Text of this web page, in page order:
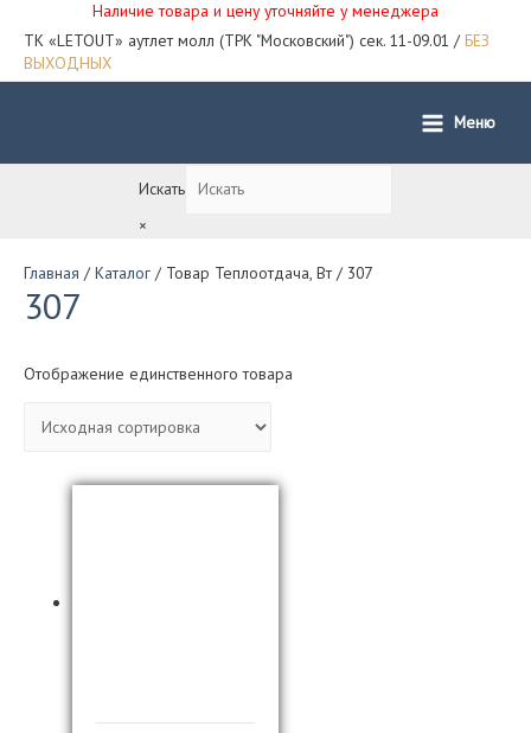
Наличие товара и цену уточняйте у менеджера
ТК «LETOUT» аутлет молл (ТРК "Московский") сек. 11-09.01 / БЕЗ
ВЫХОДНЫХ
Main
Меню
Искать
×
Главная / Каталог / Товар Теплоотдача, Вт / 307
307
Отображение единственного товара